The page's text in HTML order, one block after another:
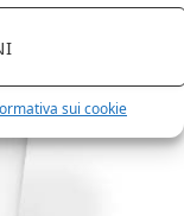
sui cookie